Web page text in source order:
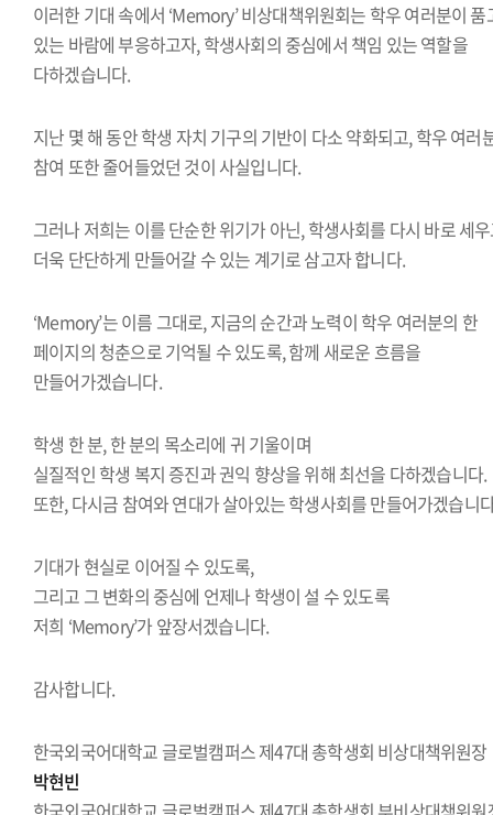
이러한 기대 속에서 ‘Memory’ 비상대책위원회는 학우 여러분이 품
있는 바람에 부응하고자, 학생사회의 중심에서 책임 있는 역할을
다하겠습니다.
지난 몇 해 동안 학생 자치 기구의 기반이 다소 약화되고, 학우 여러
참여 또한 줄어들었던 것이 사실입니다.
그러나 저희는 이를 단순한 위기가 아닌, 학생사회를 다시 바로 세
더욱 단단하게 만들어갈 수 있는 계기로 삼고자 합니다.
‘Memory’는 이름 그대로, 지금의 순간과 노력이 학우 여러분의 한
페이지의 청춘으로 기억될 수 있도록, 함께 새로운 흐름을
만들어가겠습니다.
학생 한 분, 한 분의 목소리에 귀 기울이며
실질적인 학생 복지 증진과 권익 향상을 위해 최선을 다하겠습니다.
또한, 다시금 참여와 연대가 살아있는 학생사회를 만들어가겠습니
기대가 현실로 이어질 수 있도록,
그리고 그 변화의 중심에 언제나 학생이 설 수 있도록
저희 ‘Memory’가 앞장서겠습니다.
감사합니다.
한국외국어대학교 글로벌캠퍼스 제47대 총학생회 비상대책위원장
박현빈